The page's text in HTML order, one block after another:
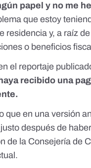
papel y no me
que estoy
residencia y, a raíz
o beneficios
el reportaje
recibido una
que en una versión
después de
de la Consejería de